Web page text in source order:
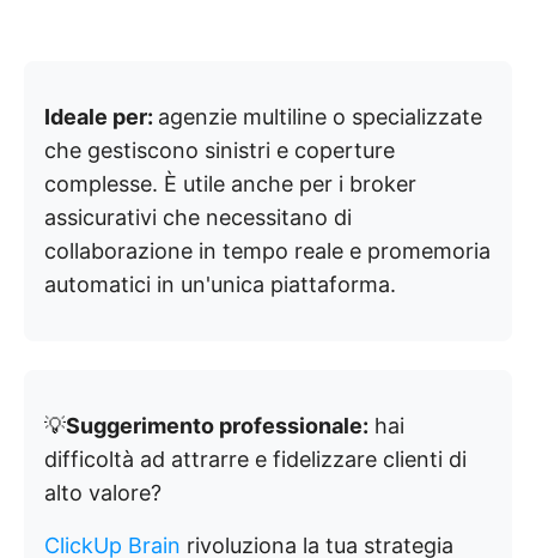
Ideale per: agenzie multiline o specializzate
che gestiscono sinistri e coperture
complesse. È utile anche per i broker
assicurativi che necessitano di
collaborazione in tempo reale e promemoria
automatici in un'unica piattaforma.
💡Suggerimento professionale: hai
difficoltà ad attrarre e fidelizzare clienti di
alto valore?
ClickUp Brain rivoluziona la tua strategia